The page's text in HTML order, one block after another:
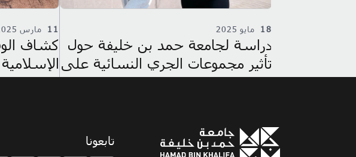
دراسة لجامعة حمد بن خليفة حول
تأثير مجموعات الجري النسائية على
المشهد الرياضي في قطر
18 مايو 2025
كشاف
11 مارس 2025
تابعونا